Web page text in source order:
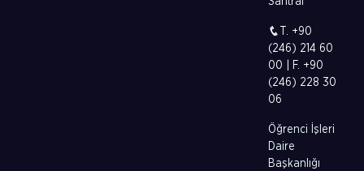
T. +90
(246) 214 60
00 | F. +90
(246) 228 30
06
Öğrenci İşleri
Daire
Başkanlığı